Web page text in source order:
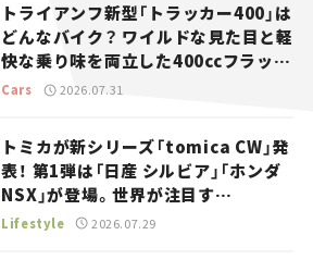
トライアンフ新型「トラッカー400」は
どんなバイク？ ワイルドな見た目と軽
快な乗り味を両立した400ccフラット
トラッカー【試乗レビュー】
Cars 2026.07.31
トミカが新シリーズ「tomica CW」発
表！ 第1弾は「日産 シルビア」「ホンダ
NSX」が登場。世界が注目す
る“JDM”に焦点【クルマとホビー】
Lifestyle 2026.07.29